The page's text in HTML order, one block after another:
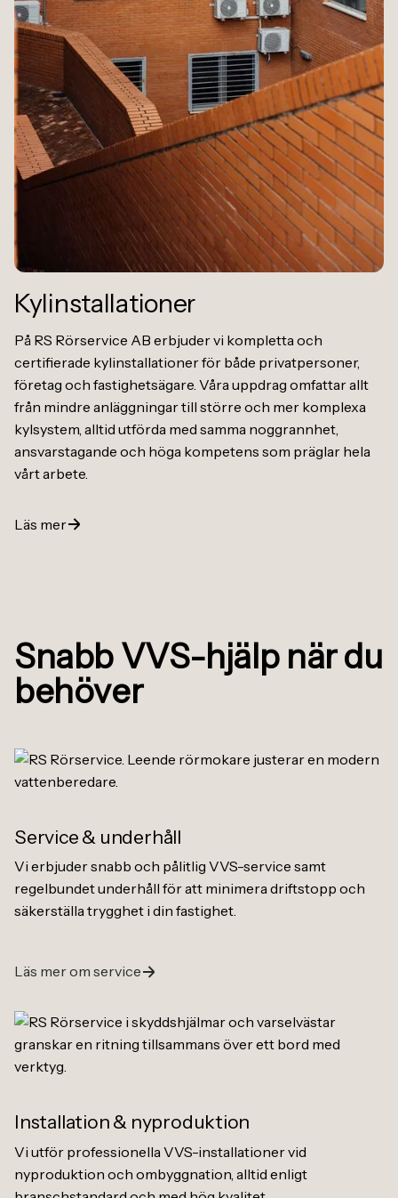
Kylinstallationer
På RS Rörservice AB erbjuder vi kompletta och
certifierade kylinstallationer för både privatpersoner,
företag och fastighetsägare. Våra uppdrag omfattar allt
från mindre anläggningar till större och mer komplexa
kylsystem, alltid utförda med samma noggrannhet,
ansvarstagande och höga kompetens som präglar hela
vårt arbete.
Läs mer
Snabb VVS-hjälp när du
behöver
Service& underhåll
Vi erbjuder snabb och pålitlig VVS-service samt
regelbundet underhåll för att minimera driftstopp och
säkerställa trygghet i din fastighet.
Läs mer om service
Installation& nyproduktion
Vi utför professionella VVS-installationer vid
nyproduktion och ombyggnation, alltid enligt